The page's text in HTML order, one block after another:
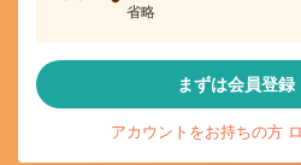
省略
まずは会員登録
アカウントをお持ちの方